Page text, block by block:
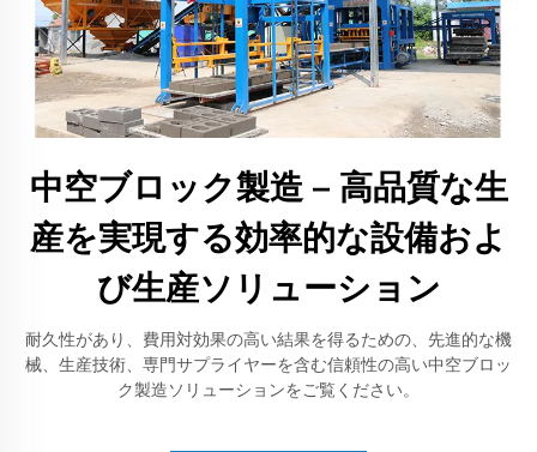
中空ブロック製造 – 高品質な生
産を実現する効率的な設備およ
び生産ソリューション
耐久性があり、費用対効果の高い結果を得るための、先進的な機
械、生産技術、専門サプライヤーを含む信頼性の高い中空ブロッ
ク製造ソリューションをご覧ください。